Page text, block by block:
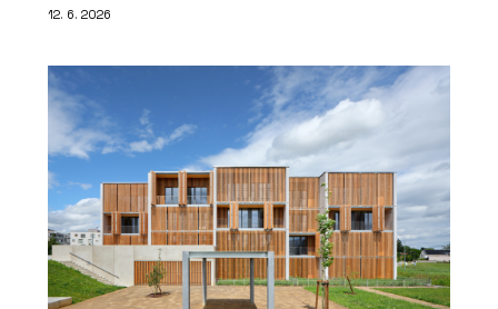
12. 6. 2026